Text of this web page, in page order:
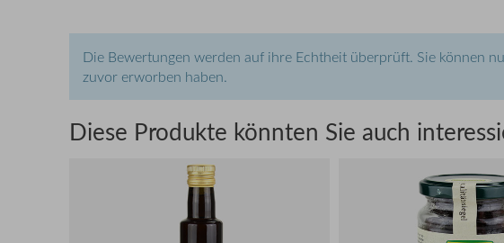
Die Bewertungen werden auf ihre Echtheit überprüft. Sie können
zuvor erworben haben.
Diese Produkte könnten Sie auch